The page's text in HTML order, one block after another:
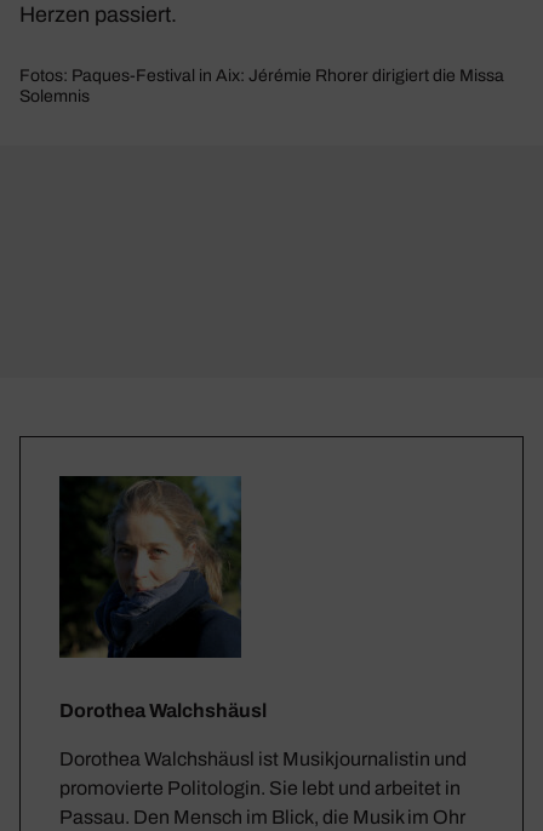
Herzen passiert.
Fotos: Paques-Festival in Aix: Jérémie Rhorer dirigiert die Missa
Solemnis
Dorothea Walchshäusl
Dorothea Walchshäusl ist Musikjournalistin und
promovierte Politologin. Sie lebt und arbeitet in
Passau. Den Mensch im Blick, die Musik im Ohr